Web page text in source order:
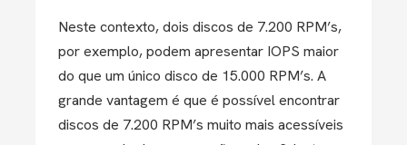
Neste contexto, dois discos de 7.200 RPM’s,
por exemplo, podem apresentar IOPS maior
do que um único disco de 15.000 RPM’s. A
grande vantagem é que é possível encontrar
discos de 7.200 RPM’s muito mais acessíveis